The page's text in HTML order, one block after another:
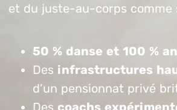
et du juste-au-corps comme
50 % danse et 100 %
Des infrastructures
d’un pensionnat privé
Des coachs